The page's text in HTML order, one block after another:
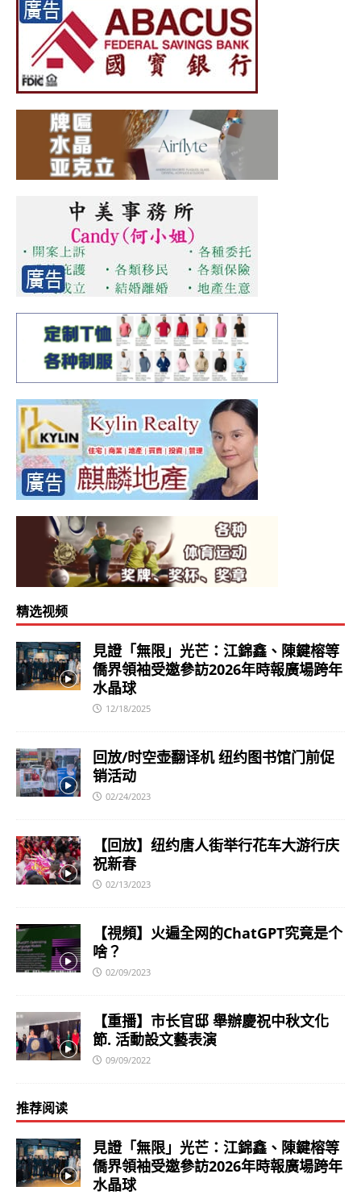
精选视频
見證「無限」光芒：江錦鑫、陳鍵榕等
僑界領袖受邀參訪2026年時報廣場跨年
水晶球
12/18/2025
回放/时空壶翻译机 纽约图书馆门前促
销活动
02/24/2023
【回放】纽约唐人街举行花车大游行庆
祝新春
02/13/2023
【視頻】火遍全网的ChatGPT究竟是个
啥？
02/09/2023
【重播】市长官邸 舉辦慶祝中秋文化
節. 活動設文藝表演
09/09/2022
推荐阅读
見證「無限」光芒：江錦鑫、陳鍵榕等
僑界領袖受邀參訪2026年時報廣場跨年
水晶球